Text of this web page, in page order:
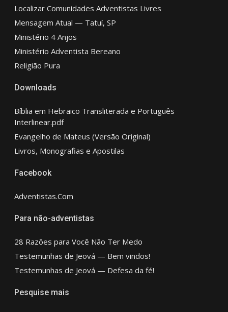
Localizar Comunidades Adventistas Livres
Mensagem Atual — Tatuí, SP
Ministério 4 Anjos
Ministério Adventista Bereano
Religião Pura
Downloads
Bíblia em Hebraico Transliterada e Português
Interlinear.pdf
Evangelho de Mateus (Versão Original)
Livros, Monografias e Apostilas
Facebook
Adventistas.Com
Para não-adventistas
28 Razões para Você Não Ter Medo
Testemunhas de Jeová — Bem vindos!
Testemunhas de Jeová — Defesa da fé!
Pesquise mais